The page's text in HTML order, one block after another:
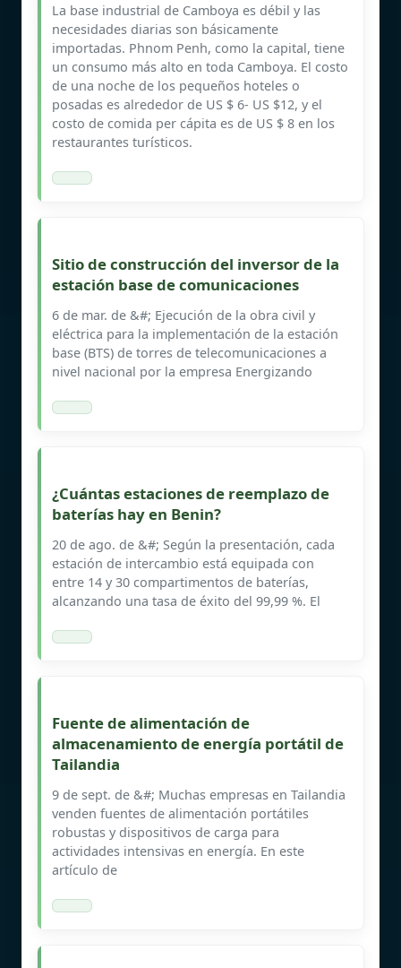
La base industrial de Camboya es débil y las
necesidades diarias son básicamente
importadas. Phnom Penh, como la capital, tiene
un consumo más alto en toda Camboya. El costo
de una noche de los pequeños hoteles o
posadas es alrededor de US $ 6- US $12, y el
costo de comida per cápita es de US $ 8 en los
restaurantes turísticos.
Sitio de construcción del inversor de la
estación base de comunicaciones
6 de mar. de &#; Ejecución de la obra civil y
eléctrica para la implementación de la estación
base (BTS) de torres de telecomunicaciones a
nivel nacional por la empresa Energizando
¿Cuántas estaciones de reemplazo de
baterías hay en Benin?
20 de ago. de &#; Según la presentación, cada
estación de intercambio está equipada con
entre 14 y 30 compartimentos de baterías,
alcanzando una tasa de éxito del 99,99 %. El
Fuente de alimentación de
almacenamiento de energía portátil de
Tailandia
9 de sept. de &#; Muchas empresas en Tailandia
venden fuentes de alimentación portátiles
robustas y dispositivos de carga para
actividades intensivas en energía. En este
artículo de